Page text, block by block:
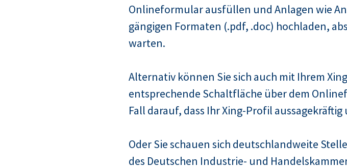
Onlineformular ausfüllen und Anlagen wie
gängigen Formaten (.pdf, .doc) hochladen,
warten.
Alternativ können Sie sich auch mit Ihrem
entsprechende Schaltfläche über dem
Fall darauf, dass Ihr Xing-Profil
Oder Sie schauen sich deutschlandweite
des Deutschen Industrie- und